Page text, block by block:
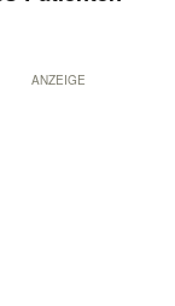
ANZEIGE